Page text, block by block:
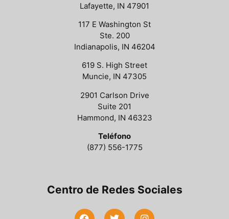
Lafayette, IN 47901
117 E Washington St
Ste. 200
Indianapolis, IN 46204
619 S. High Street
Muncie, IN 47305
2901 Carlson Drive
Suite 201
Hammond, IN 46323
Teléfono
(877) 556-1775
Centro de Redes Sociales